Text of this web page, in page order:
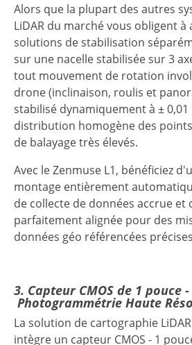
Alors que la plupart des autres
LiDAR du marché vous obligent à
solutions de stabilisation
sur une nacelle stabilisée sur 3
tout mouvement de rotation
drone (inclinaison, roulis et
stabilisé dynamiquement à ±
distribution homogène des
de balayage très élevés.
Avec le Zenmuse L1, bénéficiez
montage entièrement
de collecte de données accrue et
parfaitement alignée pour des
données géo référencées
3. Capteur CMOS de 1 pouce -
Photogrammétrie Haute
La solution de cartographie LiDAR
intègre un capteur CMOS - 1